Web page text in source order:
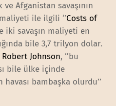
Afganistan savaşının
ile ilgili ‘’Costs of
iki savaşın maliyeti en
bile 3,7 trilyon dolar.
Johnson, ‘’bu
bile ülke içinde
bambaşka olurdu’’